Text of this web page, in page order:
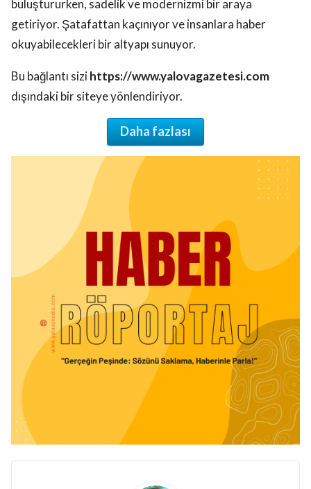
buluştururken, sadelik ve modernizmi bir araya
getiriyor. Şatafattan kaçınıyor ve insanlara haber
okuyabilecekleri bir altyapı sunuyor.
Bu bağlantı sizihttps://www.yalovagazetesi.com
dışındaki bir siteye yönlendiriyor.
Daha fazlası